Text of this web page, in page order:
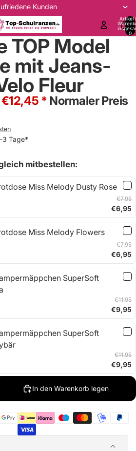
Kunden
Artikel
0
TOP Model
mit Jeans-
Fleur
€12,45 * Normaler Preis
3 Tage*
mitbestellen:
Miss Melody Dusty Rose
€7,95
€6,95
Miss Melody Flowers
€7,95
€6,95
SuperSoft
€11,95
€9,95
SuperSoft
€11,95
€9,95
In den Warenkorb legen